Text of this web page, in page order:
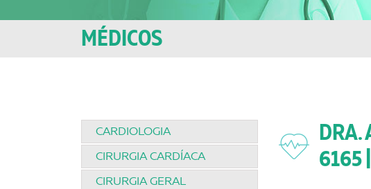
MÉDICOS
CARDIOLOGIA
CIRURGIA CARDÍACA
CIRURGIA GERAL
DRA.
6165